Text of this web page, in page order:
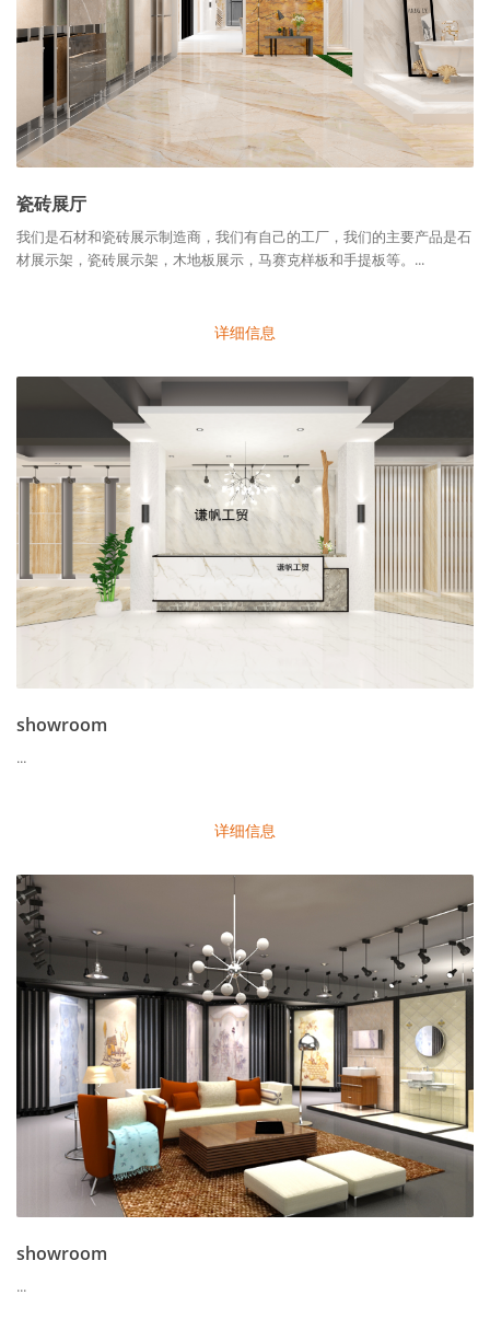
瓷砖展厅
我们是石材和瓷砖展示制造商，我们有自己的工厂，我们的主要产品是石
材展示架，瓷砖展示架，木地板展示，马赛克样板和手提板等。...
详细信息
showroom
...
详细信息
showroom
...